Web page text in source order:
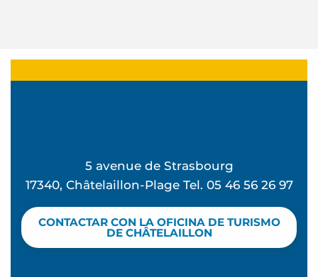
5 avenue de Strasbourg
17340, Châtelaillon-Plage Tel. 05 46 56 26 97
CONTACTAR CON LA OFICINA DE TURISMO
DE CHÂTELAILLON